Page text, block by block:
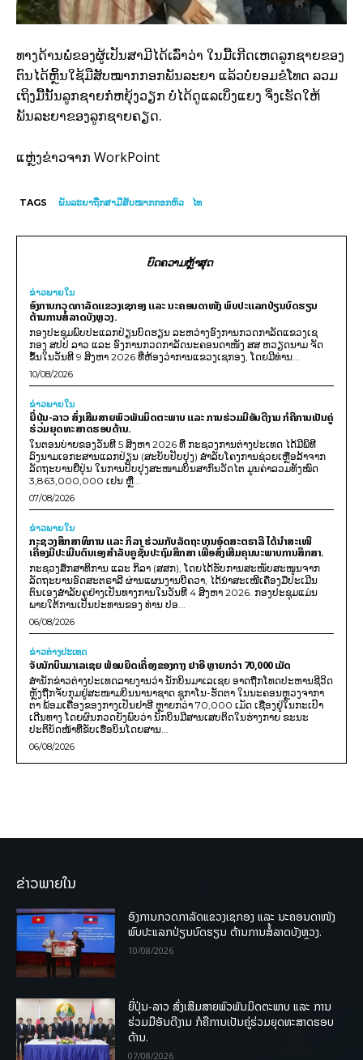
ທາງດ້ານພໍ່ຂອງຜູ້ເປັນສາມີໄດ້ເລົ່າວ່າ ໃນມື້ເກີດເຫດລູກຊາຍຂອງ
ຕົນໄດ້ຫຼິ້ນໃຊ້ມືສັບໝາກກອກພັນລະຍາ ແລ້ວບໍ່ຍອມຂໍໂທດ ລວມ
ເຖິງມື້ນັ້ນລູກຊາຍກໍ່ຫຍຸ້ງວຽກ ບໍ່ໄດ້ດູແລເບິ່ງແຍງ ຈຶ່ງເຮັດໃຫ້
ພັນລະຍາຂອງລູກຊາຍຄຽດ.
ແຫຼ່ງຂ່າວຈາກ WorkPoint
TAGS ພັນລະຍາຖືກສາມີສັບໝາກກອກຫົວ ໄທ
ບົດຄວາມຫຼ້າສຸດ
ຂ່າວພາຍ​ໃນ
ອົງການກວດກາລັດແຂວງເຊກອງ ແລະ ນະຄອນດາໜັງ ພົບປະແລກປ່ຽນບົດຮຽນ
ຕ້ານການສໍ້ລາດບັງຫຼວງ.
ກອງປະຊຸມພົບປະແລກປ່ຽນບົດຮຽນ ລະຫວ່າງອົງການກວດກາລັດແຂວງເຊ
ກອງ ສປປ ລາວ ແລະ ອົງການກວດກາລັດນະຄອນດາໜັງ ສສ ຫວຽດນາມ ຈັດ
ຂຶ້ນໃນວັນທີ 9 ສິງຫາ 2026 ທີ່ຫ້ອງວ່າການແຂວງເຊກອງ, ໂດຍມີທ່ານ...
10/08/2026
ຂ່າວພາຍ​ໃນ
ຍີ່ປຸ່ນ-ລາວ ສົ່ງເສີມສາຍພົວພັນມິດຕະພາບ ແລະ ການຮ່ວມມືອັນດີງາມ ກໍຄືການເປັນຄູ່
ຮ່ວມຍຸດທະສາດຮອບດ້ານ.
ໃນຕອນບ່າຍຂອງວັນທີ 5 ສິງຫາ 2026 ທີ່ ກະຊວງການຕ່າງປະເທດ ໄດ້ມີພິທີ
ລົງນາມເອກະສານແລກປ່ຽນ (ສະບັບປັບປຸງ) ສໍາລັບໂຄງການຊ່ວຍເຫຼືອລ້າຈາກ
ລັດຖະບານຍີ່ປຸ່ນ ໃນການປັບປຸງສະໜາມບິນສາກົນວັດໄຕ ມູນຄ່າລວມທັງໝົດ
3,863,000,000 ເຢນ ຫຼື...
07/08/2026
ຂ່າວພາຍ​ໃນ
ກະຊວງສຶກສາທິການ ແລະ ກິລາ ຮ່ວມກັບລັດຖະບານອົດສະຕຣາລີ ໄດ້ນຳສະເໜີ
ເຄື່ອງມືປະເມີນຕົນເອງສຳລັບຄູຊັ້ນປະຖົມສຶກສາ ເພື່ອສົ່ງເສີມຄຸນນະພາບການສຶກສາ.
ກະຊວງສຶກສາທິການ ແລະ ກິລາ (ສສກ), ໂດຍໄດ້ຮັບການສະໜັບສະໜູນຈາກ
ລັດຖະບານອົດສະຕຣາລີ ຜ່ານແຜນງານບີຄວາ, ໄດ້ນຳສະເໜີເຄື່ອງມືປະເມີນ
ຕົນເອງສຳລັບຄູຢ່າງເປັນທາງການໃນວັນທີ 4 ສິງຫາ 2026. ກອງປະຊຸມແມ່ນ
ພາຍໃຕ້ການເປັນປະທານຂອງ ທ່ານ ປອ...
06/08/2026
ຂ່າວຕ່າງປະເທດ
ຈັບນັກບິນມາເລເຊຍ ພ້ອມຍຶດເຄື່ອງຂອງກາງ ຢາອີ ຫຼາຍກວ່າ 70,000 ເມັດ
ສຳນັກຂ່າວຕ່າງປະເທດລາຍງານວ່າ ນັກບິນມາເລເຊຍ ອາດຖືກໂທດປະຫານຊີວິດ
ຫຼັງຖືກຈັບກຸມຢູ່ສະໜາມບິນນານາຊາດ ຊູກາໂນ-ຮັດຕາ ໃນນະຄອນຫຼວງຈາກາ
ຕາ ພ້ອມເຄື່ອງຂອງກາງເປັນຢາອີ ຫຼາຍກວ່າ 70,000 ເມັດ ເຊື່ອງຢູ່ໃນກະເປົາ
ເດີນທາງ ໂດຍຜົນກວດຍັງພົບວ່າ ນັກບິນມີສານເສບຕິດໃນຮ່າງກາຍ ຂະນະ
ປະຕິບັດໜ້າທີ່ຂັບເຮືອບິນໂດຍສານ...
06/08/2026
ຂ່າວພາຍໃນ
ອົງການກວດກາລັດແຂວງເຊກອງ ແລະ ນະຄອນດາໜັງ
ພົບປະແລກປ່ຽນບົດຮຽນ ຕ້ານການສໍ້ລາດບັງຫຼວງ.
10/08/2026
ຍີ່ປຸ່ນ-ລາວ ສົ່ງເສີມສາຍພົວພັນມິດຕະພາບ ແລະ ການ
ຮ່ວມມືອັນດີງາມ ກໍຄືການເປັນຄູ່ຮ່ວມຍຸດທະສາດຮອບ
ດ້ານ.
07/08/2026